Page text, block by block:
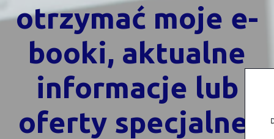
otrzymać moje e-
booki, aktualne
informacje lub
oferty specjalne,